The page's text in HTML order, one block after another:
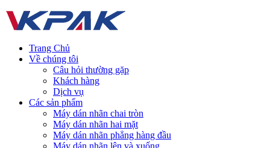
Trang Chủ
Về chúng tôi
Câu hỏi thường gặp
Khách hàng
Dịch vụ
Các sản phẩm
Máy dán nhãn chai tròn
Máy dán nhãn hai mặt
Máy dán nhãn phẳng hàng đầu
Máy dán nhãn lên và xuống